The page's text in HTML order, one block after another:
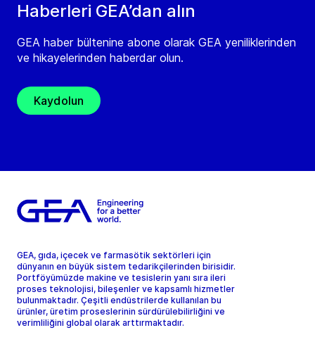
Haberleri GEA’dan alın
GEA haber bültenine abone olarak GEA yeniliklerinden
ve hikayelerinden haberdar olun.
Kaydolun
GEA, gıda, içecek ve farmasötik sektörleri için
dünyanın en büyük sistem tedarikçilerinden birisidir.
Portföyümüzde makine ve tesislerin yanı sıra ileri
proses teknolojisi, bileşenler ve kapsamlı hizmetler
bulunmaktadır. Çeşitli endüstrilerde kullanılan bu
ürünler, üretim proseslerinin sürdürülebilirliğini ve
verimliliğini global olarak arttırmaktadır.